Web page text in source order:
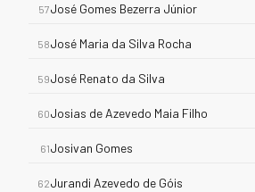
57José Gomes Bezerra Júnior
58José Maria da Silva Rocha
59José Renato da Silva
60Josias de Azevedo Maia Filho
61Josivan Gomes
62Jurandi Azevedo de Góis